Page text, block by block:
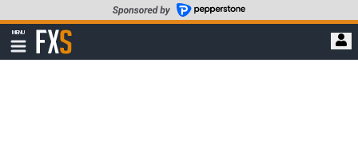
至
要
MENU
顯
示
FXStreet